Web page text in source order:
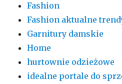
Fashion
Fashion aktualne
Garnitury damskie
Home
hurtownie odzieżowe
idealne portale do